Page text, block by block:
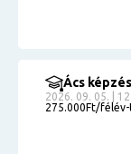
Ács
2026. 09. 05. |
275.000Ft/